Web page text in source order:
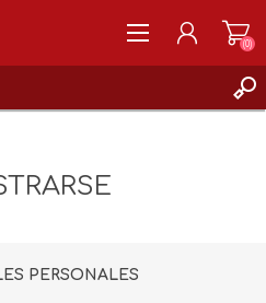
(0)
PERSONALES